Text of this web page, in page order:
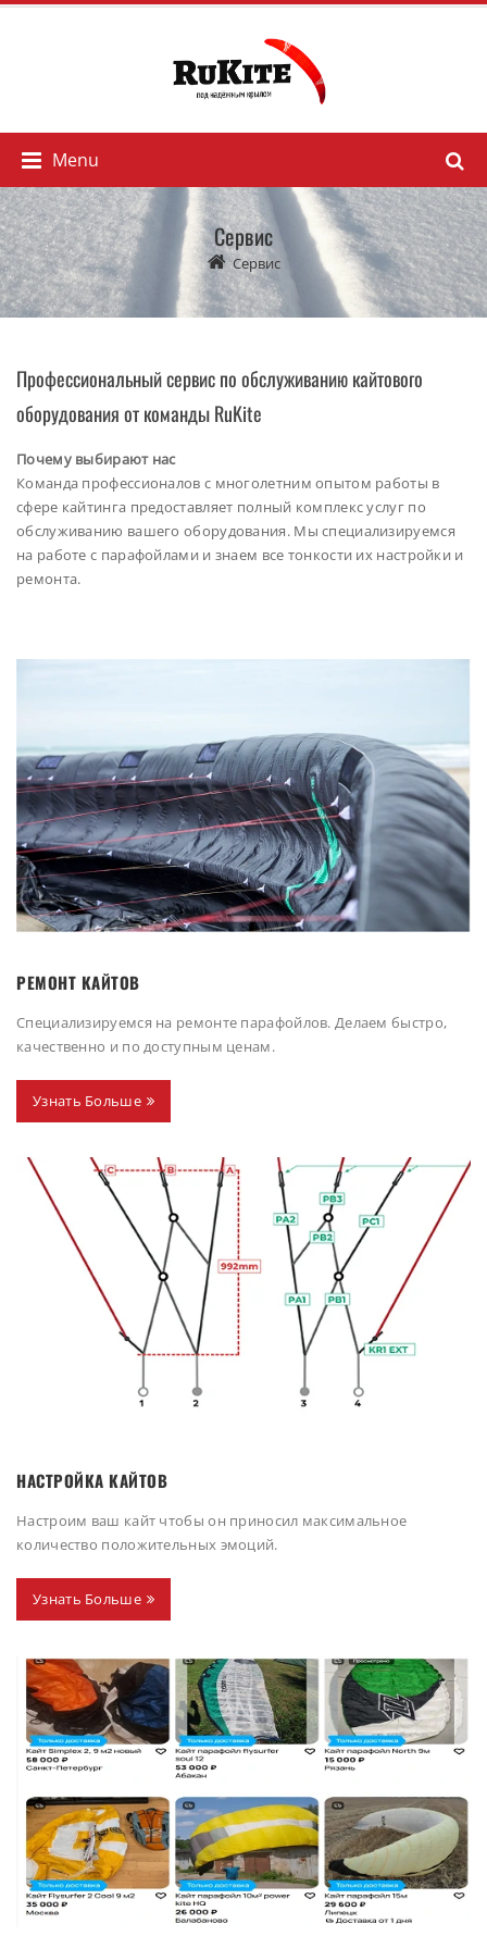
Menu
Сервис
Сервис
Профессиональный сервис по обслуживанию кайтового
оборудования от команды RuKite
Почему выбирают нас
Команда профессионалов с многолетним опытом работы в
сфере кайтинга предоставляет полный комплекс услуг по
обслуживанию вашего оборудования. Мы специализируемся
на работе с парафойлами и знаем все тонкости их настройки и
ремонта.
РЕМОНТ КАЙТОВ
Специализируемся на ремонте парафойлов. Делаем быстро,
качественно и по доступным ценам.
Узнать Больше
НАСТРОЙКА КАЙТОВ
Настроим ваш кайт чтобы он приносил максимальное
количество положительных эмоций.
Узнать Больше